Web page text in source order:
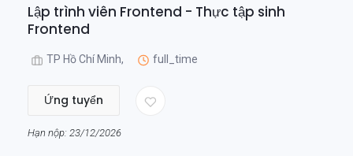
Lập trình viên Frontend - Thực tập sinh
Frontend
TP Hồ Chí Minh, full_time
Ứng tuyển
Hạn nộp: 23/12/2026